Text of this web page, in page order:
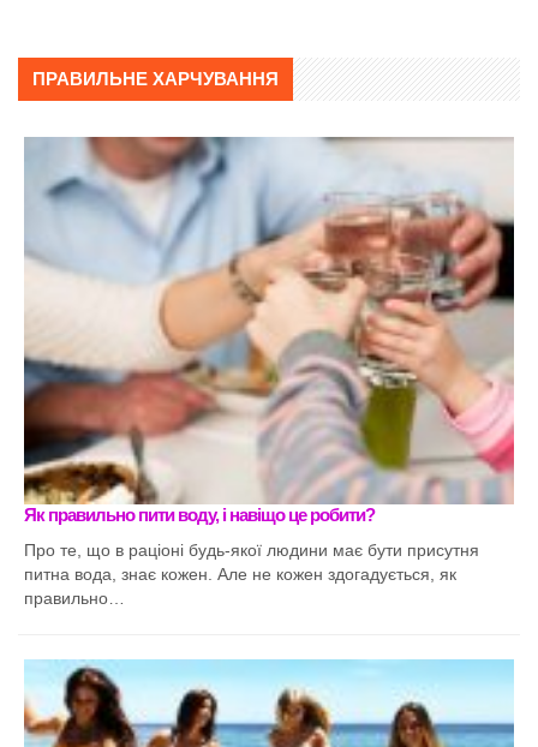
ПРАВИЛЬНЕ ХАРЧУВАННЯ
Як правильно пити воду, і навіщо це робити?
Про те, що в раціоні будь-якої людини має бути присутня
питна вода, знає кожен. Але не кожен здогадується, як
правильно…